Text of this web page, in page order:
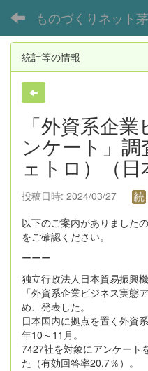
ものづくりネット
統計等の情報
「外資系企
ンケート」
ェトロ）（日
投稿日時: 2024/03/27
以下のご案内がありました
をご確認ください。
ーーー
独立行政法人日本貿易振興
「外資系企業ビジネス実態
め、発表した。
日本国内に拠点を置く外資
年10～11月。
7427社を対象にアンケート
た（有効回答率20.7％）。